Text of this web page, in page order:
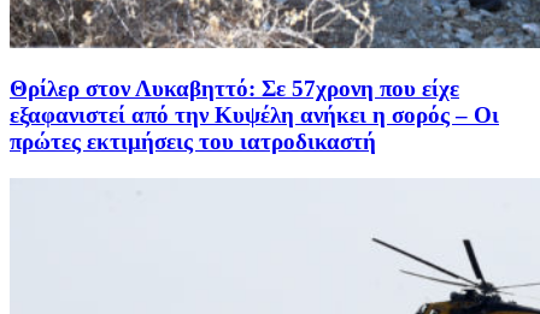
Θρίλερ στον Λυκαβηττό: Σε 57χρονη που είχε
εξαφανιστεί από την Κυψέλη ανήκει η σορός – Οι
πρώτες εκτιμήσεις του ιατροδικαστή